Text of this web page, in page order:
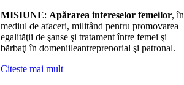
MISIUNE: Apărarea intereselor femeilor, în
mediul de afaceri, militând pentru promovarea
egalităţii de şanse şi tratament între femei şi
bărbaţi în domeniileantreprenorial şi patronal.
Citeste mai mult